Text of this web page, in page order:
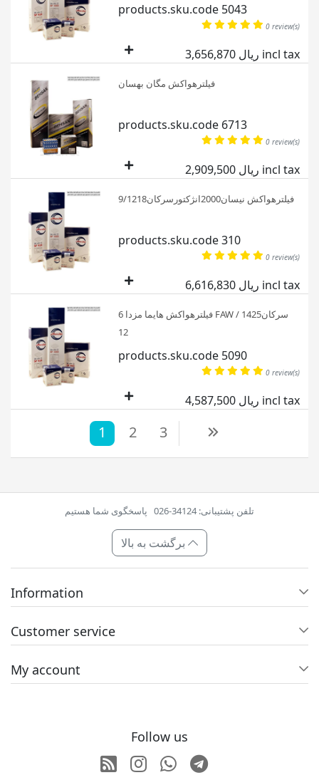
products.sku.code 5043
0 review(s)
3,656,870 ریال incl tax
فیلترهواکش مگان بهسان
products.sku.code 6713
0 review(s)
2,909,500 ریال incl tax
فیلترهواکش نیسان2000انژکتورسرکان9/1218
products.sku.code 310
0 review(s)
6,616,830 ریال incl tax
فیلترهواکش هایما مزدا 6 FAW سرکان1425 /
12
products.sku.code 5090
0 review(s)
4,587,500 ریال incl tax
1 2 3 Next
تلفن پشتیبانی: 34124-026 پاسخگوی شما هستیم
Information
Customer service
My account
Follow us
RSSInstagram
Whatsapp
Telegram